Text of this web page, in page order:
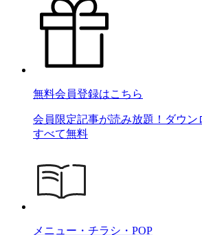
無料会員登録はこちら
会員限定記事が読み放題！ダウン
すべて無料
メニュー・チラシ・POP